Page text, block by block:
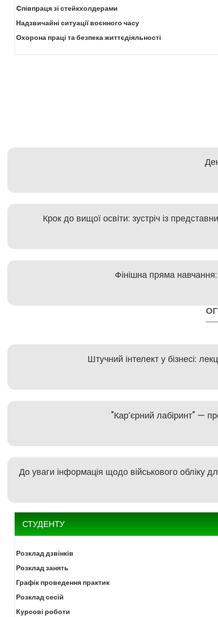
Cпівпраця зі стейкхолдерами
Надзвичайні ситуації воєнного часу
Охорона праці та безпека життєдіяльності
Крок до вищої освіти: зустріч із
Фінішна пряма навчання:
Штучний інтелект у бізнесі:
"Кар’єрний лабіринт" —
До уваги інформація щодо військового обліку
СТУДЕНТУ
Розклад дзвінків
Розклад занять
Графік проведення практик
Розклад сесій
Курсові роботи